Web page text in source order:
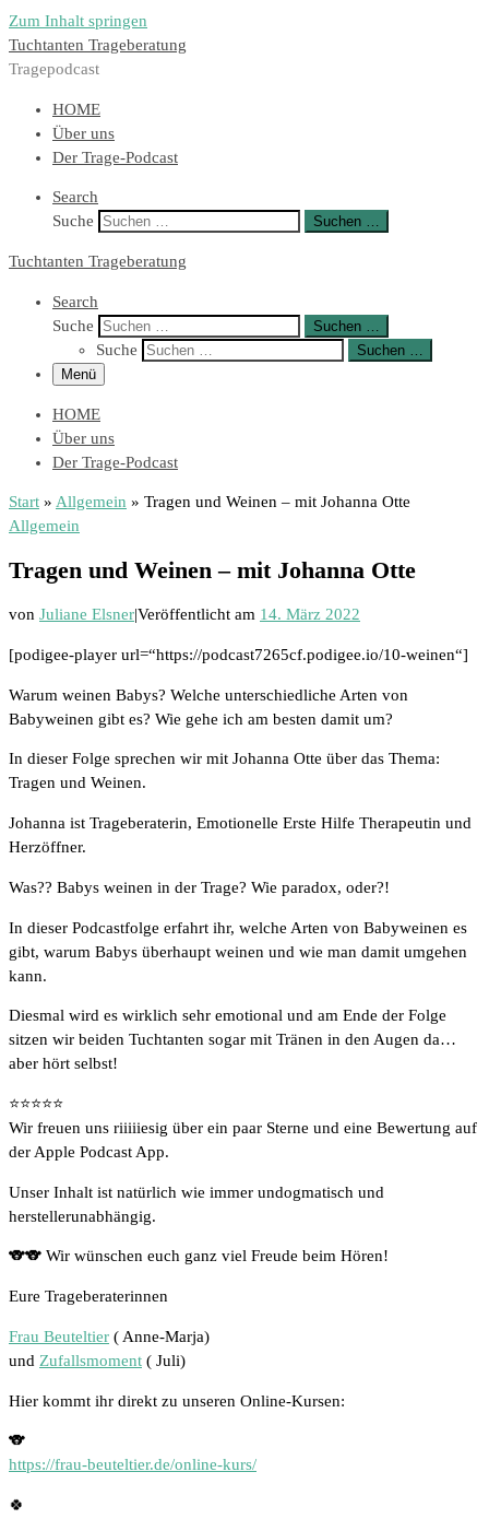
Zum Inhalt springen
Tuchtanten Trageberatung
Tragepodcast
HOME
Über uns
Der Trage-Podcast
Search
Suche
Suchen …
Tuchtanten Trageberatung
Search
Suche
Suchen …
Suche
Suchen …
Menü
HOME
Über uns
Der Trage-Podcast
Start » Allgemein » Tragen und Weinen – mit Johanna Otte
Allgemein
Tragen und Weinen – mit Johanna Otte
von Juliane Elsner|Veröffentlicht am 14. März 2022
[podigee-player url=“https://podcast7265cf.podigee.io/10-weinen“]
Warum weinen Babys? Welche unterschiedliche Arten von
Babyweinen gibt es? Wie gehe ich am besten damit um?
In dieser Folge sprechen wir mit Johanna Otte über das Thema:
Tragen und Weinen.
Johanna ist Trageberaterin, Emotionelle Erste Hilfe Therapeutin und
Herzöffner.
Was?? Babys weinen in der Trage? Wie paradox, oder?!
In dieser Podcastfolge erfahrt ihr, welche Arten von Babyweinen es
gibt, warum Babys überhaupt weinen und wie man damit umgehen
kann.
Diesmal wird es wirklich sehr emotional und am Ende der Folge
sitzen wir beiden Tuchtanten sogar mit Tränen in den Augen da…
aber hört selbst!
⭐️⭐️⭐️⭐️⭐️
Wir freuen uns riiiiiesig über ein paar Sterne und eine Bewertung auf
der Apple Podcast App.
Unser Inhalt ist natürlich wie immer undogmatisch und
herstellerunabhängig.
🐨🐨 Wir wünschen euch ganz viel Freude beim Hören!
Eure Trageberaterinnen
Frau Beuteltier ( Anne-Marja)
und Zufallsmoment ( Juli)
Hier kommt ihr direkt zu unseren Online-Kursen:
🐨
https://frau-beuteltier.de/online-kurs/
🍀